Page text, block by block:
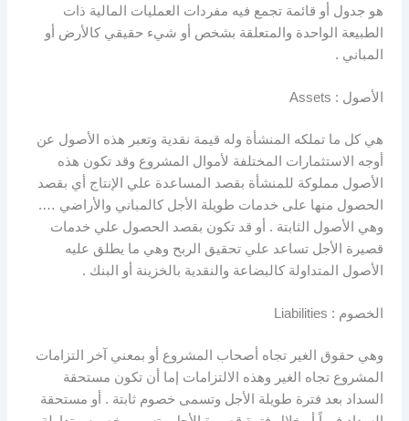
هو جدول أو قائمة تجمع فيه مفردات العمليات المالية ذات
الطبيعة الواحدة والمتعلقة بشخص أو شيء حقيقي كالأرض أو
المباني .
الأصول : Assets
هي كل ما تملكه المنشأة وله قيمة نقدية وتعبر هذه الأصول عن
أوجه الاستثمارات المختلفة لأموال المشروع وقد تكون هذه
الأصول مملوكة للمنشأة بقصد المساعدة علي الإنتاج أي بقصد
الحصول منها على خدمات طويلة الأجل كالمباني والأراضي ….
وهي الأصول الثابتة . أو قد تكون بقصد الحصول علي خدمات
قصيرة الأجل تساعد علي تحقيق الربح وهي ما يطلق عليه
الأصول المتداولة كالبضاعة والنقدية بالخزينة أو البنك .
الخصوم : Liabilities
وهي حقوق الغير تجاه أصحاب المشروع أو بمعني آخر التزامات
المشروع تجاه الغير وهذه الالتزامات إما أن تكون مستحقة
السداد بعد فترة طويلة الأجل وتسمى خصوم ثابتة . أو مستحقة